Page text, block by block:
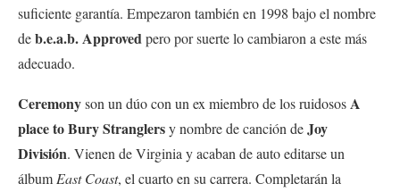
suficiente garantía. Empezaron también en 1998 bajo el nombre
deb.e.a.b. Approvedpero por suerte lo cambiaron a este más
adecuado.
Ceremonyson un dúo con un ex miembro de los ruidososA
place to Bury Stranglersy nombre de canción deJoy
División. Vienen de Virginia y acaban de auto editarse un
álbumEast Coast, el cuarto en su carrera. Completarán la